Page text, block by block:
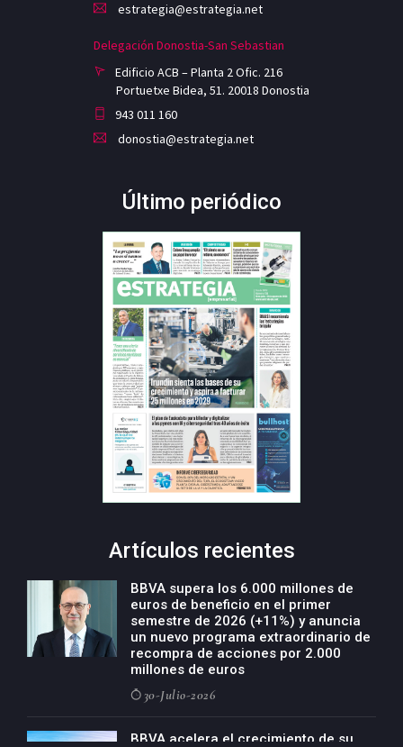
estrategia@estrategia.net
Delegación Donostia-San Sebastian
Edificio ACB – Planta 2 Ofic. 216
Portuetxe Bidea, 51. 20018 Donostia
943 011 160
donostia@estrategia.net
Último periódico
Artículos recientes
BBVA supera los 6.000 millones de
euros de beneficio en el primer
semestre de 2026 (+11%) y anuncia
un nuevo programa extraordinario de
recompra de acciones por 2.000
millones de euros
30-Julio-2026
BBVA acelera el crecimiento de su